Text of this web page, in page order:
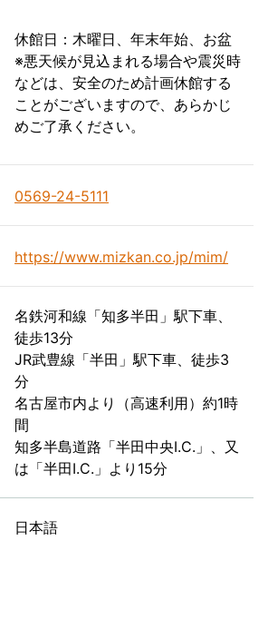
休館日：木曜日、年末年始、お盆
※悪天候が見込まれる場合や震災時
などは、安全のため計画休館する
ことがございますので、あらかじ
めご了承ください。
0569-24-5111
https://www.mizkan.co.jp/mim/
名鉄河和線「知多半田」駅下車、
徒歩13分
JR武豊線「半田」駅下車、徒歩3
分
名古屋市内より（高速利用）約1時
間
知多半島道路「半田中央I.C.」、又
は「半田I.C.」より15分
日本語